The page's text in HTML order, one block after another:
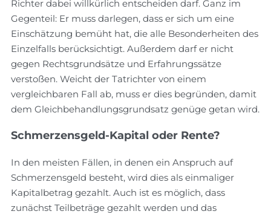
Richter dabei willkürlich entscheiden darf. Ganz im
Gegenteil: Er muss darlegen, dass er sich um eine
Einschätzung bemüht hat, die alle Besonderheiten des
Einzelfalls berücksichtigt. Außerdem darf er nicht
gegen Rechtsgrundsätze und Erfahrungssätze
verstoßen. Weicht der Tatrichter von einem
vergleichbaren Fall ab, muss er dies begründen, damit
dem Gleichbehandlungsgrundsatz genüge getan wird.
Schmerzensgeld-Kapital oder Rente?
In den meisten Fällen, in denen ein Anspruch auf
Schmerzensgeld besteht, wird dies als einmaliger
Kapitalbetrag gezahlt. Auch ist es möglich, dass
zunächst Teilbeträge gezahlt werden und das